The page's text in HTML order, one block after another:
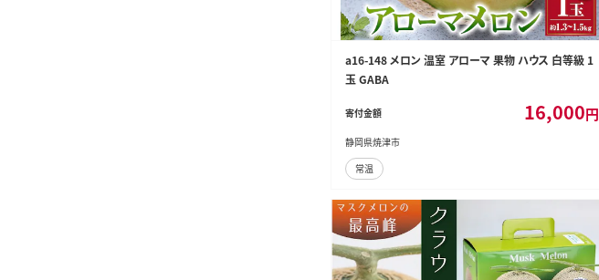
a16-148 メロン 温室 アローマ 果物 ハウス 白等級 1
玉 GABA
寄付金額 16,000円
静岡県焼津市
常温